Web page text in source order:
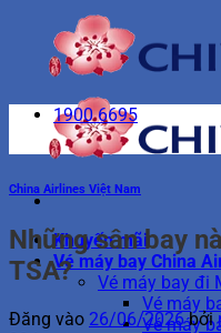
Khuyến mãi
Vé máy bay China
Vé máy bay đi
Vé máy
Vé máy
1900 6695
China Airlines Việt Nam
Những sân bay
TSA?
Đăng vào 26/06/2026 bởi